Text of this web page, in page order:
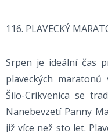
116. PLAVECKÝ
Srpen je ideální čas
plaveckých maratonů
Šilo-Crikvenica se
Nanebevzetí Panny
již více než sto let.